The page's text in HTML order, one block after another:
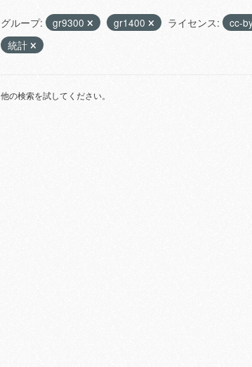
グループ: gr9300 gr1400 ライセンス: cc-
統計
他の検索を試してください。